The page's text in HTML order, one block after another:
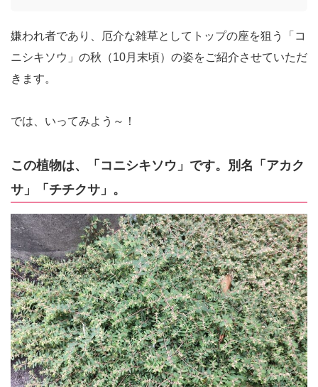
嫌われ者であり、厄介な雑草としてトップの座を狙う「コ
ニシキソウ」の秋（10月末頃）の姿をご紹介させていただ
きます。
では、いってみよう～！
この植物は、「コニシキソウ」です。別名「アカク
サ」「チチクサ」。